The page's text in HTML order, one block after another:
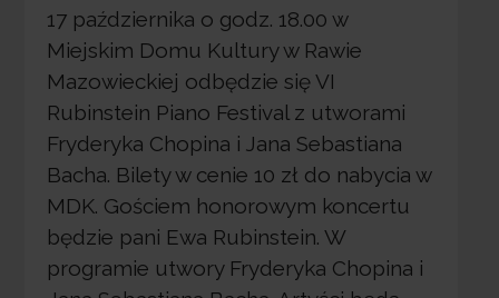
17 października o godz. 18.00 w
Miejskim Domu Kultury w Rawie
Mazowieckiej odbędzie się VI
Rubinstein Piano Festival z utworami
Fryderyka Chopina i Jana Sebastiana
Bacha. Bilety w cenie 10 zł do nabycia w
MDK. Gościem honorowym koncertu
będzie pani Ewa Rubinstein. W
programie utwory Fryderyka Chopina i